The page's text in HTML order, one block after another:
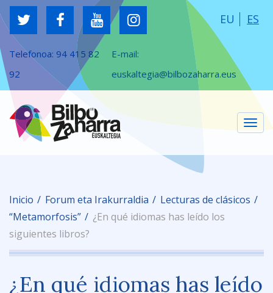
Telefonoa: 94 415 82
92
E-mail:
euskaltegia@bilbozaharra.eus
EU ES
Inicio Forum eta Irakurraldia
Lecturas de clásicos
“Metamorfosis”
¿En qué idiomas has leído los
siguientes libros?
¿En qué idiomas has leído